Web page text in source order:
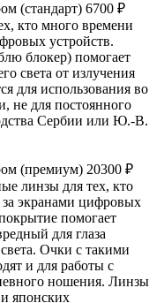
(стандарт) 6700 ₽
кто много времени
устройств.
блокер) помогает
света от излучения
для использования во
не для постоянного
Сербии или Ю.-В.
(премиум) 20300 ₽
линзы для тех, кто
экранами цифровых
помогает
для глаза
Очки с такими
и для работы с
ношения. Линзы
японских